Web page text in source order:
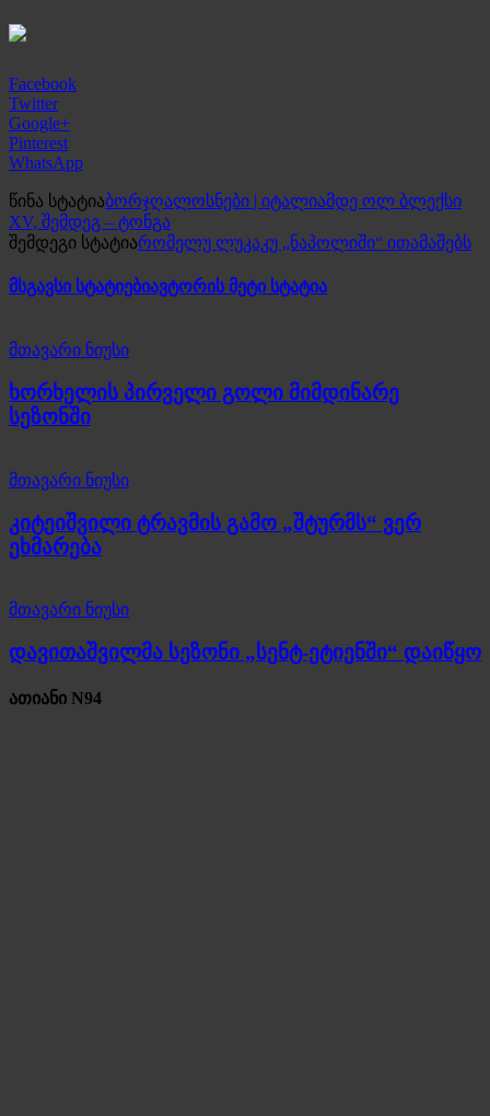
Facebook
Twitter
Google+
Pinterest
WhatsApp
წინა სტატიაბორჯღალოსნები | იტალიამდე ოლ ბლექსი
XV, შემდეგ – ტონგა
შემდეგი სტატიარომელუ ლუკაკუ „ნაპოლიში“ ითამაშებს
მსგავსი სტატიებიავტორის მეტი სტატია
მთავარი ნიუსი
ხორხელის პირველი გოლი მიმდინარე
სეზონში
მთავარი ნიუსი
კიტეიშვილი ტრავმის გამო „შტურმს“ ვერ
ეხმარება
მთავარი ნიუსი
დავითაშვილმა სეზონი „სენტ-ეტიენში“ დაიწყო
ათიანი N94